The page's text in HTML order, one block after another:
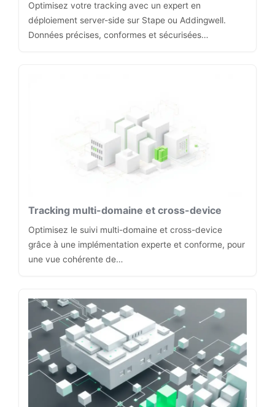
Optimisez votre tracking avec un expert en
déploiement server-side sur Stape ou Addingwell.
Données précises, conformes et sécurisées…
Tracking multi-domaine et cross-device
Optimisez le suivi multi-domaine et cross-device
grâce à une implémentation experte et conforme, pour
une vue cohérente de…